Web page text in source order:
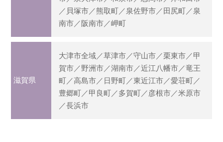
／貝塚市／熊取町／泉佐野市／田尻町／泉
南市／阪南市／岬町
滋賀県
大津市全域／草津市／守山市／栗東市／甲
賀市／野洲市／湖南市／近江八幡市／竜王
町／高島市／日野町／東近江市／愛荘町／
豊郷町／甲良町／多賀町／彦根市／米原市
／長浜市